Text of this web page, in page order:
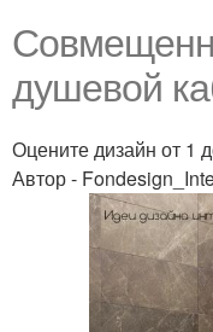
душевой
Оцените дизайн от 1
Автор -